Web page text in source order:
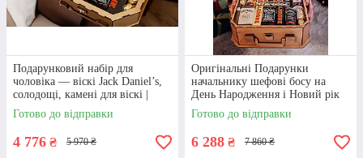
Подарунковий набір для
чоловіка — віскі Jack Daniel’s,
солодощі, камені для віскі |
Подарунок на день народже
Готово до відправки
4 776 ₴ 5 970 ₴
Оригінальні Подарунки
начальнику шефові босу на
День Народження і Новий рік
Подарунки на 14 жовтня
Готово до відправки
6 288 ₴ 7 860 ₴